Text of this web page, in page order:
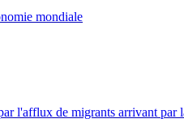
mondiale
l'afflux de migrants arrivant par